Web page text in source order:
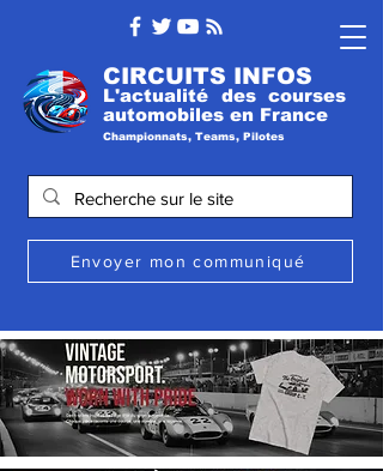
CIRCUITS INFOS
L'actualité des courses
automobiles en France
Championnats, Teams, Pilotes
Envoyer mon communiqué